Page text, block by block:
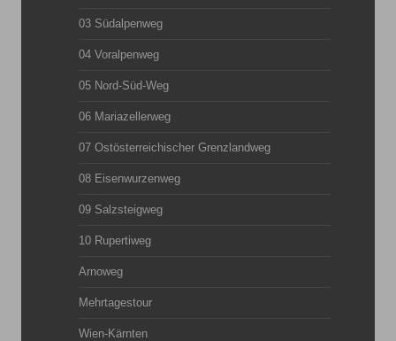
03 Südalpenweg
04 Voralpenweg
05 Nord-Süd-Weg
06 Mariazellerweg
07 Ostösterreichischer Grenzlandweg
08 Eisenwurzenweg
09 Salzsteigweg
10 Rupertiweg
Arnoweg
Mehrtagestour
Wien-Kärnten